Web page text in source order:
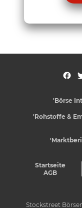
'Börse
'Rohstoffe &
Startseite
AGB
Stockstreet